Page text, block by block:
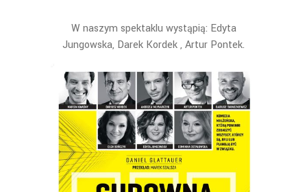
W naszym spektaklu wystąpią: Edyta
Jungowska, Darek Kordek , Artur Pontek.